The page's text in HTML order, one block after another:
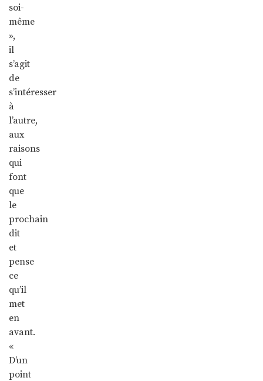
soi-
même
»,
il
s’agit
de
s’intéresser
à
l’autre,
aux
raisons
qui
font
que
le
prochain
dit
et
pense
ce
qu’il
met
en
avant.
«
D’un
point